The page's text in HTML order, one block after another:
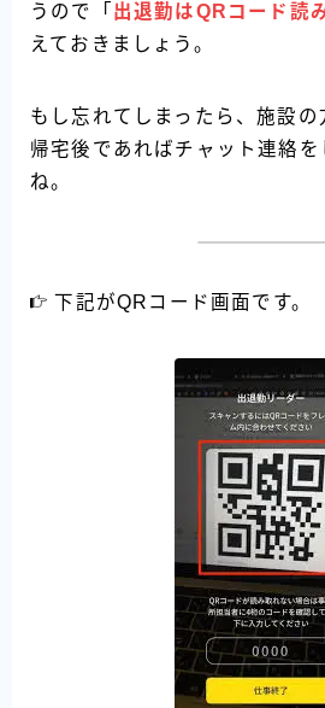
うので「 出退勤はQRコード読
えておきましょう。
もし忘れてしまったら、施設の
帰宅後であればチャット連絡
ね。
下記がQRコード画面です。